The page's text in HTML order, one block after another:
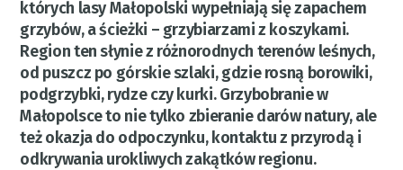
których lasy Małopolski wypełniają się zapachem
grzybów, a ścieżki – grzybiarzami z koszykami.
Region ten słynie z różnorodnych terenów leśnych,
od puszcz po górskie szlaki, gdzie rosną borowiki,
podgrzybki, rydze czy kurki. Grzybobranie w
Małopolsce to nie tylko zbieranie darów natury, ale
też okazja do odpoczynku, kontaktu z przyrodą i
odkrywania urokliwych zakątków regionu.